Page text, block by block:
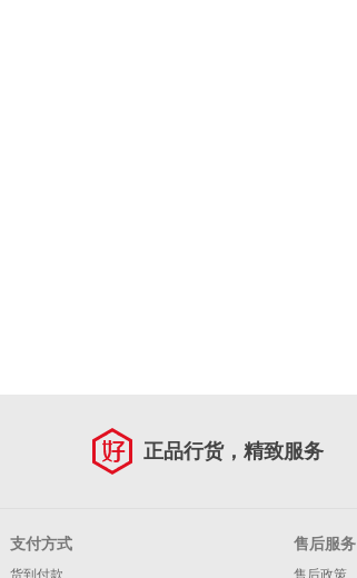
正品行货，精致服务
支付方式
货到付款
售后服务
售后政策